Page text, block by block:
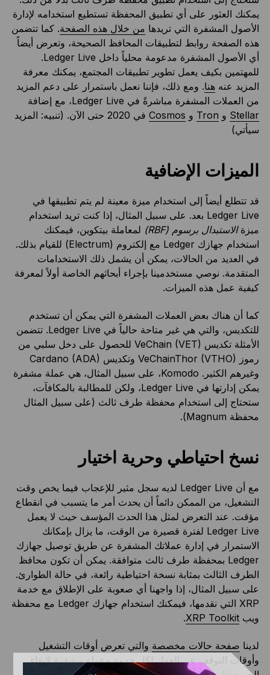
يمكنك العثور على أي تطبيق المحفظة تستطيع استخدامه لإدارة
الأصول المشفرة التي تريدها من خلال هذه الصفحة. كما تتضمن
هذه الصفحة روابط لتطبيقات المحافظ الصحيحة، وتعرض أيضاً
أي الأصول المشفرة مدعومة محلياً داخل Ledger Live.
للمهتمين بكيف يعمل تطوير تطبيقات المجتمع، يمكنك معرفة
المزيد عنه هنا. ومع ذلك، فإننا نعمل باستمرار على دعم المزيد
من العملات المشفرة مباشرةً في Ledger Live، مع إضافة
Stellarو Tronو Cosmos
في 2020 حتى الآن. (تنبيه: المزيد
سيأتي)
الميزات الإضافية
قد تتطلع أيضاً إلى استخدام ميزة معينة لم يتم تطبيقها في
Ledger Live بعد. على سبيل المثال، إذا كنت تريد استخدام
ميزة الاستبدال برسوم (RBF)
لمعاملة بيتكوين، فيمكنك
استخدام جهازك Ledger مع إلكتروم (Electrum) للقيام بذلك.
في العديد من الحالات، يمكن أن يشمل ذلك الاستخدامات
المتقدمة. نوصي مستخدمينا بإجراء أبحاثهم الخاصة أولاً لمعرفة
كيفية عمل هذه الميزات.
كما أن هناك بعض العملات المشفرة التي يمكن أن تستخدم
للتكديس، والتي هي غير متاحة حالياً في Ledger Live. تتضمن
الأمثلة تكديس VeChain (VET) للحصول على دخل سلبي من
رموز VeChainThor (VTHO) وتكديس Cardano (ADA)
وغيرهم الكثير. Komodo، على سبيل المثال، هي عملة مشفرة
يمكن إدارتها في Ledger Live، ولكن للمطالبة بالمكافآت،
ستحتاج إلى استخدام محفظة طرف ثالث (على سبيل المثال
محفظة Magnum).
نسخ احتياطي وحرية اختيار
مع أن Ledger Live لديه سجل مثير للإعجاب فيما يخص وقت
التشغيل، من الممكن دائماً أن يحدث أمر ما يتسبب في انقطاع
مؤقت. عند التعرض لمثل هذا الحدث المؤسف حيث لا يعمل
Ledger Live لفترة قصيرة من الوقت، ما يزال بإمكانك
الاستمرار في إدارة عملاتك المشفرة عن طريق توصيل جهازك
Ledger بمحفظة طرف ثالث متوافقة. يمكن أن تكون محافظ
الطرف الثالث بمثابة نسخة احتياطية رائعة، في حالة الطوارئ.
على سبيل المثال، إذا واجهنا أي صعوبة على الإطلاق مع خدمة
XRP التي نقدمها، فيمكنك استخدام جهازك Ledger مع محفظة
ويب XRP Toolkit
.
لدينا صفحة حالات مخصصةوالتي تعرض أوقات التشغيل
وأوقات التوقف عن العمل لكل خدمة وعملة مشفرة لإبقاء